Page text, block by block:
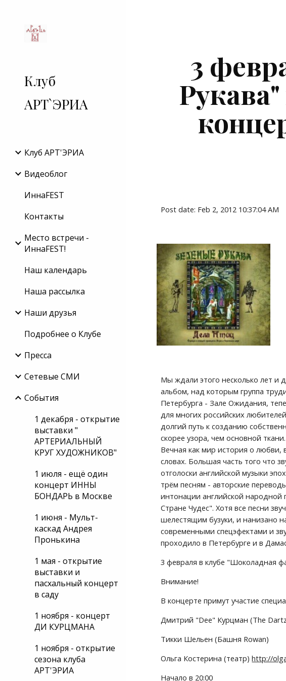
Клуб
АРТ`ЭРИА
Клуб АРТ'ЭРИA
Видеоблог
ИннаFEST
Контакты
Место встречи -
ИннаFEST!
Наш календарь
Наша рассылка
Наши друзья
Подробнее о Клубе
Пресса
Сетевые СМИ
События
1 декабря - открытие
выставки "
АРТЕРИАЛЬНЫЙ
КРУГ ХУДОЖНИКОВ"
1 июля - ещё один
концерт ИННЫ
БОНДАРЬ в Москве
1 июня - Мульт-
каскад Андрея
Пронькина
1 мая - открытие
выставки и
пасхальный концерт
в саду
1 ноября - концерт
ДИ КУРЦМАНА
1 ноября - открытие
сезона клуба
АРТ'ЭРИА
3
Post date: Feb 2, 2012 10:37:04 AM
Мы ждали этого несколько лет и
альбом, над которым группа
Петербурга - Зале Ожидания,
для многих российских
долгий путь к созданию
скорее узора, чем основной
Вечная как мир история о
словах. Большая часть того что
отголоски английской музыки
трём песням - авторские
интонации английской народной
Стране Чудес". Хотя все песни
шелестящим бузуки, и нанизано
современными спецэфектами и
проходило в Петербурге и в
3 февраля в клубе "Шоколадная
Внимание!
В концерте примут участие
Дмитрий "Dee" Курцман (The
Тикки Шельен (Башня Rowan)
Ольга Костерина (театр) http://
Начало в 20:00